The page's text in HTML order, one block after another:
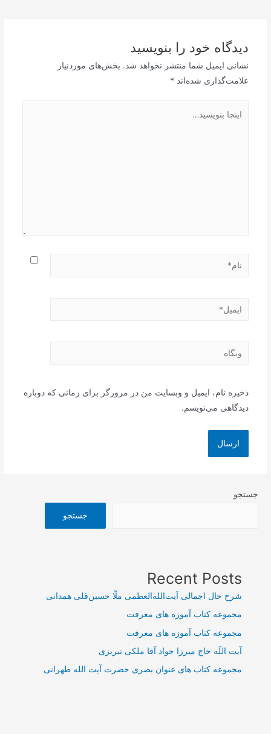
دیدگاه‌ خود را بنویسید
نشانی ایمیل شما منتشر نخواهد شد. بخش‌های موردنیاز
علامت‌گذاری شده‌اند *
بنویسید…
نام*
ایمیل*
وبگاه
ذخیره نام، ایمیل و وبسایت من در مرورگر برای زمانی که دوباره
دیدگاهی می‌نویسم.
جستجو
جستجو
Recent Posts
شرح حال اجمالی آیت‌الله‌العظمی ملّا حسین‌قلی همدانی
مجموعه کتاب آموزه های معرفت
مجموعه کتاب آموزه های معرفت
آیت اللَه حاج میرزا جواد آقا ملکی تبریزی
مجموعه کتاب های عنوان بصری حضرت آیت الله طهرانی